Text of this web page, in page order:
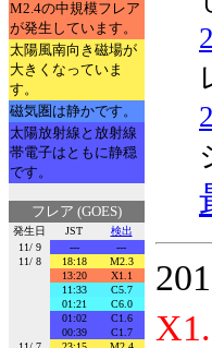
M2.4の中規模フレア
が発生しています。
太陽風南向き磁場が
大きくなっていま
す。
磁気圏は静かです。
太陽放射線と放射線
帯電子はともに静穏
です。
フレア (GOES)
発生日 JST
検出
11/ 9
---
---
11/ 8
18:18
M2.3
13:20
X1.1
11:33
C5.7
01:21
C6.0
01:02
C1.6
00:39
C1.7